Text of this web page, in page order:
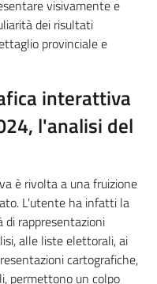
visivamente e
dei risultati
provinciale e
interattiva
l'analisi del
è rivolta a una fruizione
L'utente ha infatti la
di rappresentazioni
alle liste elettorali, ai
cartografiche,
permettono un colpo